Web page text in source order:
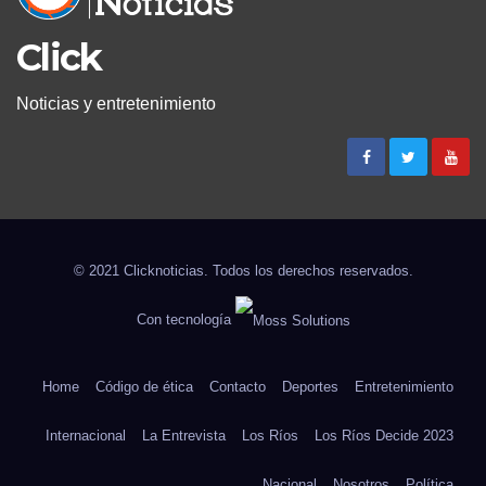
Click
Noticias y entretenimiento
© 2021 Clicknoticias. Todos los derechos reservados.
Con tecnología
Home Código de ética Contacto Deportes Entretenimiento
Internacional La Entrevista Los Ríos Los Ríos Decide 2023